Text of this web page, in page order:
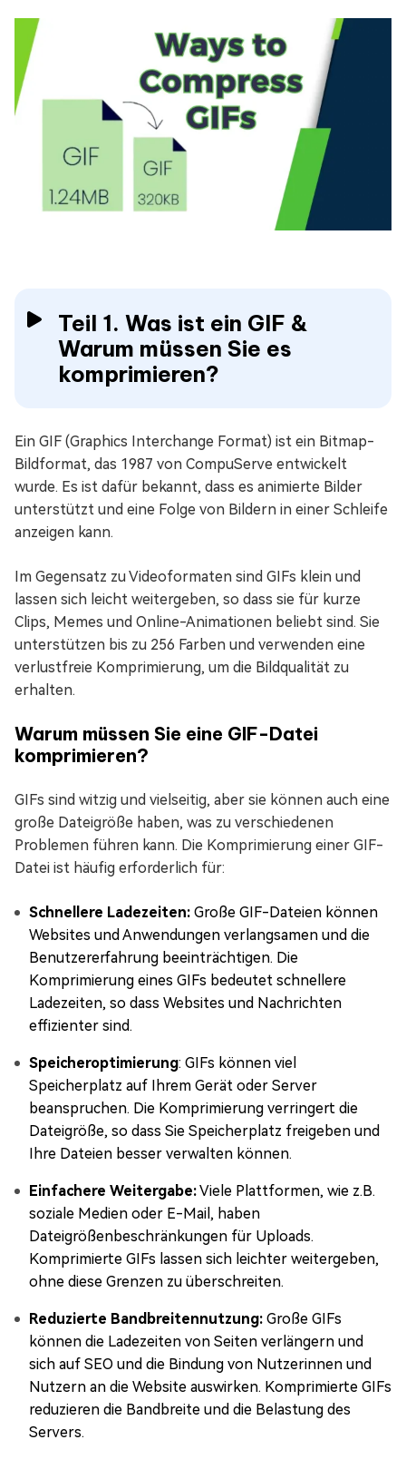
Teil 1. Was ist ein GIF &
Warum müssen Sie es
komprimieren?
Ein GIF (Graphics Interchange Format) ist ein Bitmap-
Bildformat, das 1987 von CompuServe entwickelt
wurde. Es ist dafür bekannt, dass es animierte Bilder
unterstützt und eine Folge von Bildern in einer Schleife
anzeigen kann.
Im Gegensatz zu Videoformaten sind GIFs klein und
lassen sich leicht weitergeben, so dass sie für kurze
Clips, Memes und Online-Animationen beliebt sind. Sie
unterstützen bis zu 256 Farben und verwenden eine
verlustfreie Komprimierung, um die Bildqualität zu
erhalten.
Warum müssen Sie eine GIF-Datei
komprimieren?
GIFs sind witzig und vielseitig, aber sie können auch eine
große Dateigröße haben, was zu verschiedenen
Problemen führen kann. Die Komprimierung einer GIF-
Datei ist häufig erforderlich für:
Schnellere Ladezeiten: Große GIF-Dateien können
Websites und Anwendungen verlangsamen und die
Benutzererfahrung beeinträchtigen. Die
Komprimierung eines GIFs bedeutet schnellere
Ladezeiten, so dass Websites und Nachrichten
effizienter sind.
Speicheroptimierung: GIFs können viel
Speicherplatz auf Ihrem Gerät oder Server
beanspruchen. Die Komprimierung verringert die
Dateigröße, so dass Sie Speicherplatz freigeben und
Ihre Dateien besser verwalten können.
Einfachere Weitergabe:Viele Plattformen, wie z.B.
soziale Medien oder E-Mail, haben
Dateigrößenbeschränkungen für Uploads.
Komprimierte GIFs lassen sich leichter weitergeben,
ohne diese Grenzen zu überschreiten.
Reduzierte Bandbreitennutzung: Große GIFs
können die Ladezeiten von Seiten verlängern und
sich auf SEO und die Bindung von Nutzerinnen und
Nutzern an die Website auswirken. Komprimierte GIFs
reduzieren die Bandbreite und die Belastung des
Servers.